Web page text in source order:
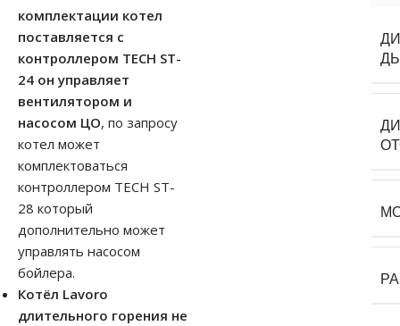
комплектации котел
поставляется с
контроллером TECH ST-
24 он управляет
вентилятором и
насосом ЦО, по запросу
котел может
комплектоваться
контроллером TECH ST-
28 который
дополнительно может
управлять насосом
бойлера.
Котёл Lavoro
длительного горения не